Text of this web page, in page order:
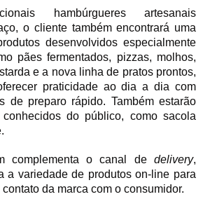
hambúrgueres artesanais
o cliente também encontrará uma
desenvolvidos especialmente
pães fermentados, pizzas, molhos,
e a nova linha de pratos prontos,
praticidade ao dia a dia com
de preparo rápido. Também estarão
do público, como sacola
complementa o canal de delivery,
a variedade de produtos on-line para
da marca com o consumidor.